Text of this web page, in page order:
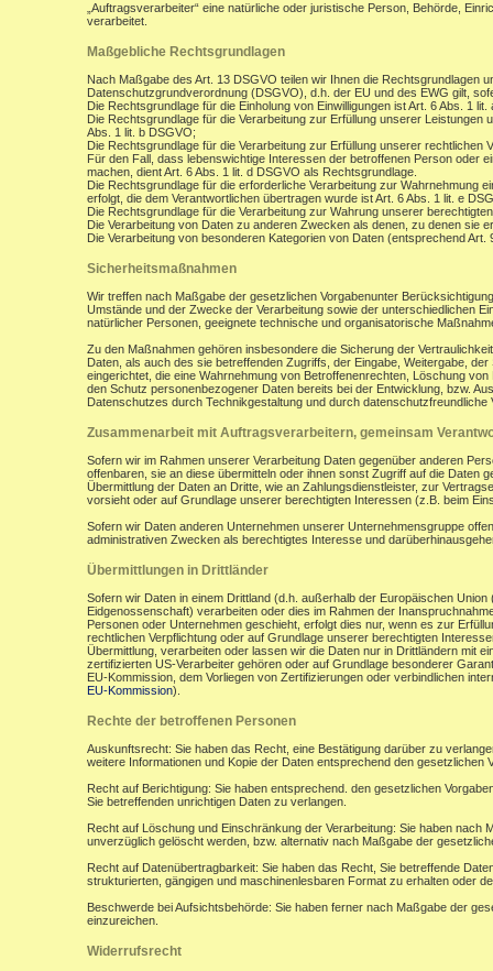
„Auftragsverarbeiter“ eine natürliche oder juristische Person, Behörde,
verarbeitet.
Maßgebliche Rechtsgrundlagen
Nach Maßgabe des Art. 13 DSGVO teilen wir Ihnen die
Datenschutzgrundverordnung (DSGVO), d.h. der EU und des EWG gilt,
Die Rechtsgrundlage für die Einholung von Einwilligungen ist Art. 6 Abs. 1
Die Rechtsgrundlage für die Verarbeitung zur Erfüllung unserer
Abs. 1 lit. b DSGVO;
Die Rechtsgrundlage für die Verarbeitung zur Erfüllung unserer rechtlichen
Für den Fall, dass lebenswichtige Interessen der betroffenen Person oder
machen, dient Art. 6 Abs. 1 lit. d DSGVO als Rechtsgrundlage.
Die Rechtsgrundlage für die erforderliche Verarbeitung zur Wahrnehmung
erfolgt, die dem Verantwortlichen übertragen wurde ist Art. 6 Abs. 1 lit. e
Die Rechtsgrundlage für die Verarbeitung zur Wahrung unserer
Die Verarbeitung von Daten zu anderen Zwecken als denen, zu denen sie
Die Verarbeitung von besonderen Kategorien von Daten (entsprechend
Sicherheitsmaßnahmen
Wir treffen nach Maßgabe der gesetzlichen Vorgabenunter
Umstände und der Zwecke der Verarbeitung sowie der unterschiedlichen
natürlicher Personen, geeignete technische und organisatorische
Zu den Maßnahmen gehören insbesondere die Sicherung der
Daten, als auch des sie betreffenden Zugriffs, der Eingabe, Weitergabe,
eingerichtet, die eine Wahrnehmung von Betroffenenrechten, Löschung
den Schutz personenbezogener Daten bereits bei der Entwicklung, bzw.
Datenschutzes durch Technikgestaltung und durch datenschutzfreundliche
Zusammenarbeit mit Auftragsverarbeitern, gemeinsam
Sofern wir im Rahmen unserer Verarbeitung Daten gegenüber anderen
offenbaren, sie an diese übermitteln oder ihnen sonst Zugriff auf die Daten
Übermittlung der Daten an Dritte, wie an Zahlungsdienstleister, zur
vorsieht oder auf Grundlage unserer berechtigten Interessen (z.B. beim
Sofern wir Daten anderen Unternehmen unserer Unternehmensgruppe
administrativen Zwecken als berechtigtes Interesse und
Übermittlungen in Drittländer
Sofern wir Daten in einem Drittland (d.h. außerhalb der Europäischen
Eidgenossenschaft) verarbeiten oder dies im Rahmen der
Personen oder Unternehmen geschieht, erfolgt dies nur, wenn es zur
rechtlichen Verpflichtung oder auf Grundlage unserer berechtigten
Übermittlung, verarbeiten oder lassen wir die Daten nur in Drittländern mit
zertifizierten US-Verarbeiter gehören oder auf Grundlage besonderer
EU-Kommission, dem Vorliegen von Zertifizierungen oder verbindlichen
EU-Kommission).
Rechte der betroffenen Personen
Auskunftsrecht: Sie haben das Recht, eine Bestätigung darüber zu
weitere Informationen und Kopie der Daten entsprechend den gesetzlichen
Recht auf Berichtigung: Sie haben entsprechend. den gesetzlichen
Sie betreffenden unrichtigen Daten zu verlangen.
Recht auf Löschung und Einschränkung der Verarbeitung: Sie haben
unverzüglich gelöscht werden, bzw. alternativ nach Maßgabe der
Recht auf Datenübertragbarkeit: Sie haben das Recht, Sie betreffende
strukturierten, gängigen und maschinenlesbaren Format zu erhalten oder
Beschwerde bei Aufsichtsbehörde: Sie haben ferner nach Maßgabe der
einzureichen.
Widerrufsrecht